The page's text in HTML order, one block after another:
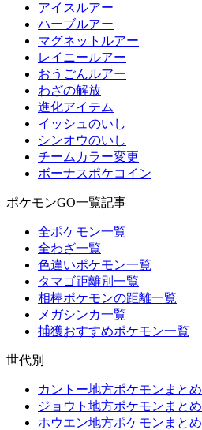
アイスルアー
ハーブルアー
マグネットルアー
レイニールアー
おうごんルアー
わざの解放
進化アイテム
イッシュのいし
シンオウのいし
チームカラー変更
ボーナスポケコイン
ポケモンGO一覧記事
全ポケモン一覧
全わざ一覧
色違いポケモン一覧
タマゴ距離別一覧
相棒ポケモンの距離一覧
メガシンカ一覧
捕獲おすすめポケモン一覧
世代別
カントー地方ポケモンまとめ
ジョウト地方ポケモンまとめ
ホウエン地方ポケモンまとめ